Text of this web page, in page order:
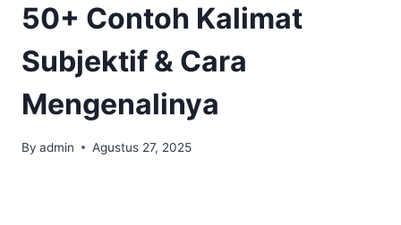
50+ Contoh Kalimat
Subjektif & Cara
Mengenalinya
By admin Agustus 27, 2025